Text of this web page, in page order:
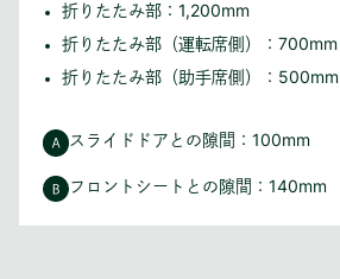
折りたたみ部：1,200mm
折りたたみ部（運転席側）：700mm
折りたたみ部（助手席側）：500mm
スライドドアとの隙間：100mm
フロントシートとの隙間：140mm